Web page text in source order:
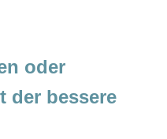
oder
der bessere